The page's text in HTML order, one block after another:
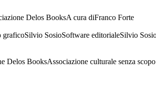
Delos BooksA cura diFranco Forte
graficoSilvio SosioSoftware editorialeSilvio
Delos BooksAssociazione culturale senza